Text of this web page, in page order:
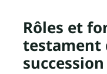
Rôles et
testament
succession